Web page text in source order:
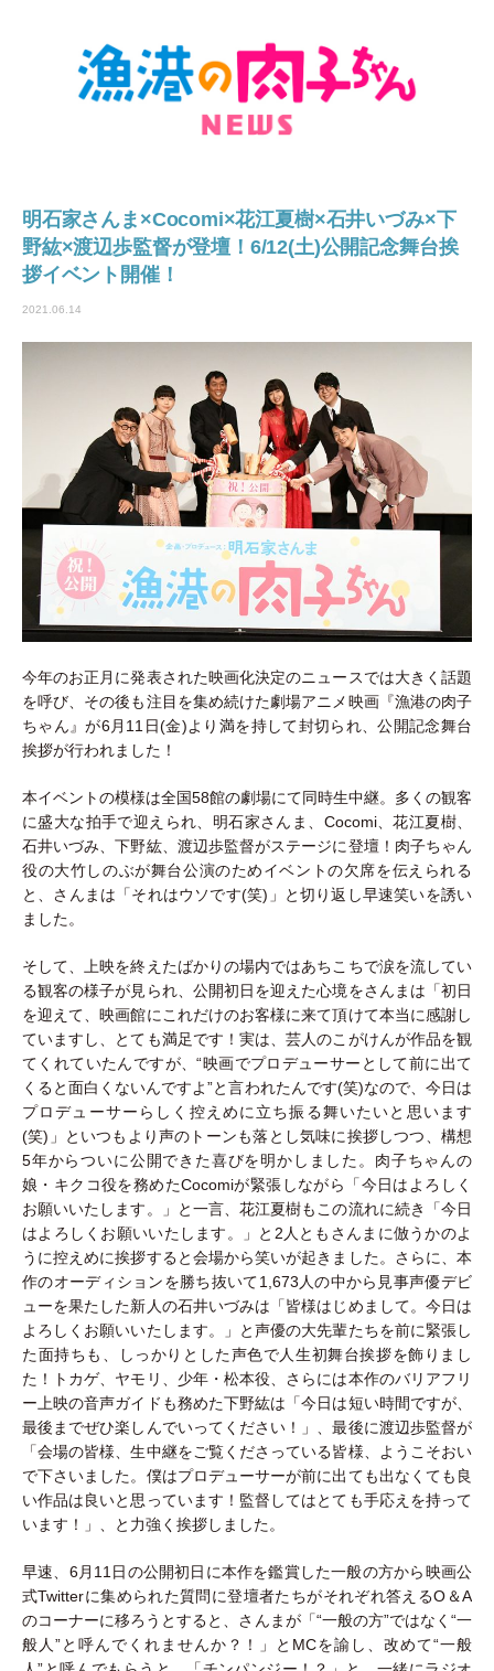
明石家さんま×Cocomi×花江夏樹×石井いづみ×下
野紘×渡辺歩監督が登壇！6/12(土)公開記念舞台挨
拶イベント開催！
2021.06.14
今年のお正月に発表された映画化決定のニュースでは大きく話題
を呼び、その後も注目を集め続けた劇場アニメ映画『漁港の肉子
ちゃん』が6月11日(金)より満を持して封切られ、公開記念舞台
挨拶が行われました！
本イベントの模様は全国58館の劇場にて同時生中継。多くの観客
に盛大な拍手で迎えられ、明石家さんま、Cocomi、花江夏樹、
石井いづみ、下野紘、渡辺歩監督がステージに登壇！肉子ちゃん
役の大竹しのぶが舞台公演のためイベントの欠席を伝えられる
と、さんまは「それはウソです(笑)」と切り返し早速笑いを誘い
ました。
そして、上映を終えたばかりの場内ではあちこちで涙を流してい
る観客の様子が見られ、公開初日を迎えた心境をさんまは「初日
を迎えて、映画館にこれだけのお客様に来て頂けて本当に感謝し
ていますし、とても満足です！実は、芸人のこがけんが作品を観
てくれていたんですが、“映画でプロデューサーとして前に出て
くると面白くないんですよ”と言われたんです(笑)なので、今日は
プロデューサーらしく控えめに立ち振る舞いたいと思います
(笑)」といつもより声のトーンも落とし気味に挨拶しつつ、構想
5年からついに公開できた喜びを明かしました。肉子ちゃんの
娘・キクコ役を務めたCocomiが緊張しながら「今日はよろしく
お願いいたします。」と一言、花江夏樹もこの流れに続き「今日
はよろしくお願いいたします。」と2人ともさんまに倣うかのよ
うに控えめに挨拶すると会場から笑いが起きました。さらに、本
作のオーディションを勝ち抜いて1,673人の中から見事声優デビ
ューを果たした新人の石井いづみは「皆様はじめまして。今日は
よろしくお願いいたします。」と声優の大先輩たちを前に緊張し
た面持ちも、しっかりとした声色で人生初舞台挨拶を飾りまし
た！トカゲ、ヤモリ、少年・松本役、さらには本作のバリアフリ
ー上映の音声ガイドも務めた下野紘は「今日は短い時間ですが、
最後までぜひ楽しんでいってください！」、最後に渡辺歩監督が
「会場の皆様、生中継をご覧くださっている皆様、ようこそおい
で下さいました。僕はプロデューサーが前に出ても出なくても良
い作品は良いと思っています！監督してはとても手応えを持って
います！」、と力強く挨拶しました。
早速、6月11日の公開初日に本作を鑑賞した一般の方から映画公
式Twitterに集められた質問に登壇者たちがそれぞれ答えるO＆A
のコーナーに移ろうとすると、さんまが「“一般の方”ではなく“一
般人”と呼んでくれませんか？！」とMCを諭し、改めて“一般